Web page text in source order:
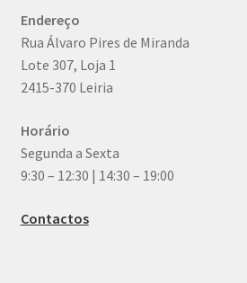
Endereço
Rua Álvaro Pires de Miranda
Lote 307, Loja 1
2415-370 Leiria
Horário
Segunda a Sexta
9:30 – 12:30 | 14:30 – 19:00
Contactos